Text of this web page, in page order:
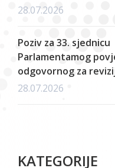
28.07.2026
Poziv za 33. sjednicu
Parlamentamog
odgovornog za
28.07.2026
KATEGORIJE